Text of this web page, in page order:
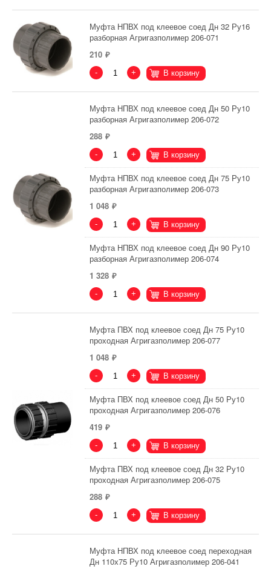
Муфта НПВХ под клеевое соед Дн 32 Ру16
разборная Агригазполимер 206-071
210
- + В корзину
Муфта НПВХ под клеевое соед Дн 50 Ру10
разборная Агригазполимер 206-072
288
- + В корзину
Муфта НПВХ под клеевое соед Дн 75 Ру10
разборная Агригазполимер 206-073
1 048
- + В корзину
Муфта НПВХ под клеевое соед Дн 90 Ру10
разборная Агригазполимер 206-074
1 328
- + В корзину
Муфта ПВХ под клеевое соед Дн 75 Ру10
проходная Агригазполимер 206-077
1 048
- + В корзину
Муфта ПВХ под клеевое соед Дн 50 Ру10
проходная Агригазполимер 206-076
419
- + В корзину
Муфта ПВХ под клеевое соед Дн 32 Ру10
проходная Агригазполимер 206-075
288
- + В корзину
Муфта НПВХ под клеевое соед переходная
Дн 110х75 Ру10 Агригазполимер 206-041